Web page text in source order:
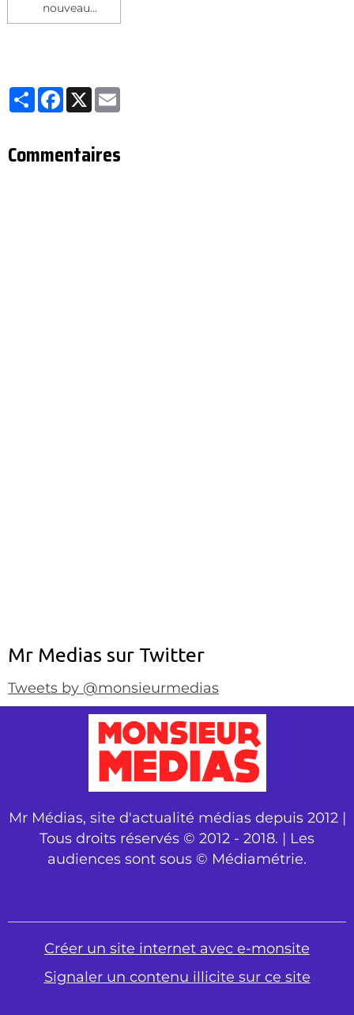
nouveau...
Partager
Facebook
X
Commentaires
Mr Medias sur Twitter
Tweets by @monsieurmedias
Mr Médias, site d'actualité médias depuis 2012 |
Tous droits réservés © 2012 - 2018. | Les
audiences sont sous © Médiamétrie.
Créer un site internet avec e-monsite
Signaler un contenu illicite sur ce site